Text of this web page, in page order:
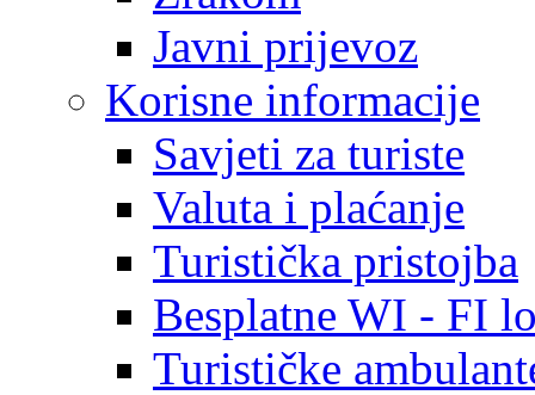
Javni prijevoz
Korisne informacije
Savjeti za turiste
Valuta i plaćanje
Turistička pristojba
Besplatne WI - FI
Turističke